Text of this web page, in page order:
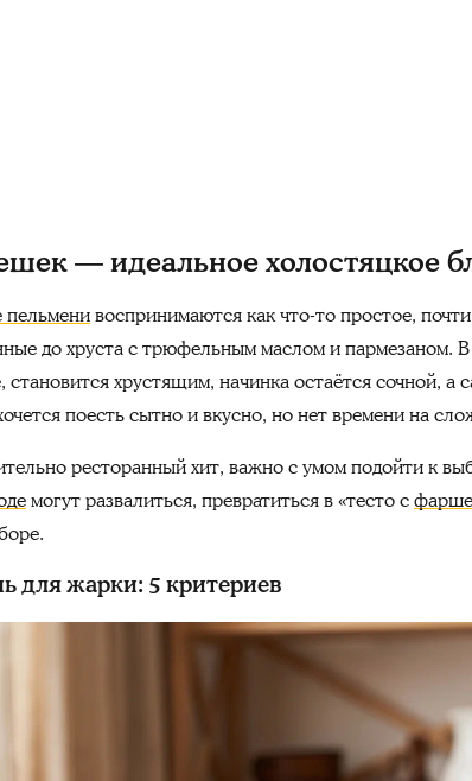
— идеальное холостяцкое
воспринимаются как что-то простое,
до хруста с трюфельным маслом и пармезаном.
хрустящим, начинка остаётся сочной,
поесть сытно и вкусно, но нет времени на
ресторанный хит, важно с умом подойти к
могут развалиться, превратиться в «тесто с
для жарки: 5 критериев